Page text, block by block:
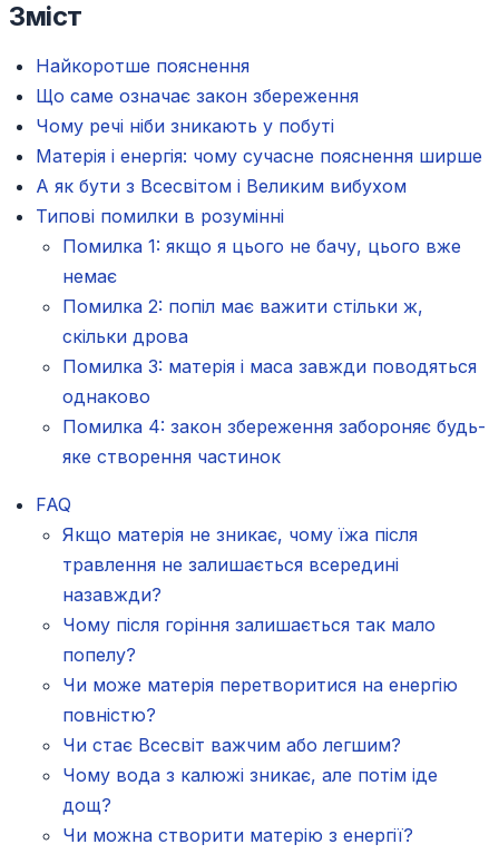
Зміст
Найкоротше пояснення
Що саме означає закон збереження
Чому речі ніби зникають у побуті
Матерія і енергія: чому сучасне пояснення ширше
А як бути з Всесвітом і Великим вибухом
Типові помилки в розумінні
Помилка 1: якщо я цього не бачу, цього вже
немає
Помилка 2: попіл має важити стільки ж,
скільки дрова
Помилка 3: матерія і маса завжди поводяться
однаково
Помилка 4: закон збереження забороняє будь-
яке створення частинок
FAQ
Якщо матерія не зникає, чому їжа після
травлення не залишається всередині
назавжди?
Чому після горіння залишається так мало
попелу?
Чи може матерія перетворитися на енергію
повністю?
Чи стає Всесвіт важчим або легшим?
Чому вода з калюжі зникає, але потім іде
дощ?
Чи можна створити матерію з енергії?